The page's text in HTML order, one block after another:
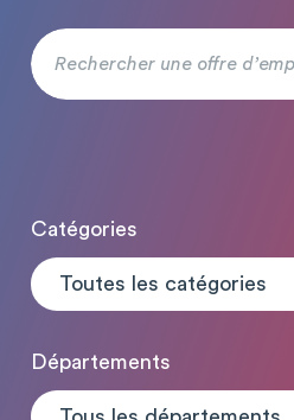
Catégories
Toutes les catégories
Départements